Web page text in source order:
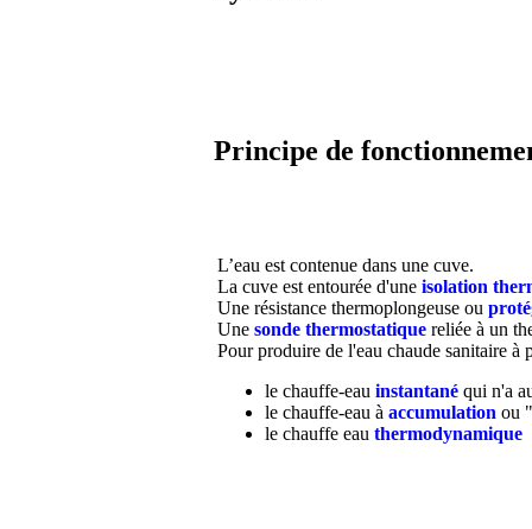
Principe de
L’eau est contenue dans une cuve.
La cuve est entourée d'une isolation
Une résistance thermoplongeuse ou
Une sonde thermostatique reliée à un
Pour produire de l'eau chaude sanitaire
le chauffe-eau instantané qui n'a
le chauffe-eau à accumulation ou
le chauffe eau thermodynamique